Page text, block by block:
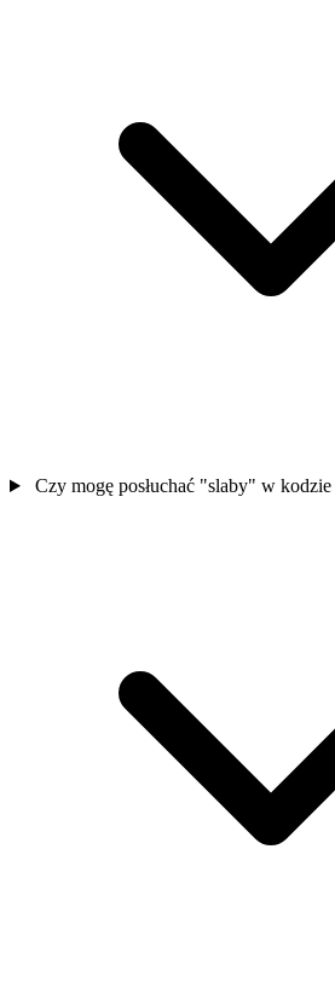
Czy mogę posłuchać "slaby" w kodzie